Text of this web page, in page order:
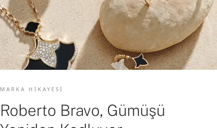
MARKA HIKAYESI
Roberto Bravo, Gümüşü